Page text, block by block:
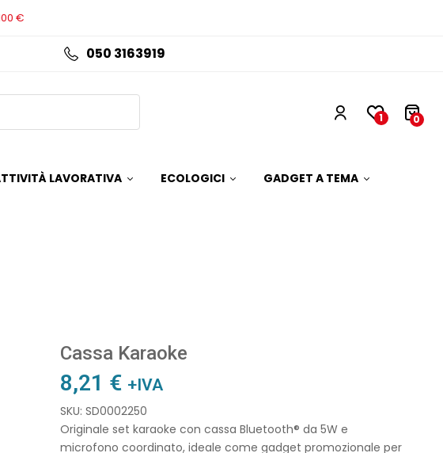
€
050 3163919
1 0
LAVORATIVA ECOLOGICI GADGET A TEMA
Cassa Karaoke
8,21 € +IVA
SKU: SD0002250
Originale set karaoke con cassa Bluetooth® da 5W e
microfono coordinato, ideale come gadget promozionale per